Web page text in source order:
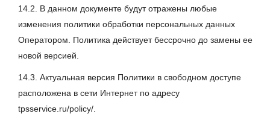
14.2. В данном документе будут отражены любые
изменения политики обработки персональных данных
Оператором. Политика действует бессрочно до замены ее
новой версией.
14.3. Актуальная версия Политики в свободном доступе
расположена в сети Интернет по адресу
tpsservice.ru/policy/.